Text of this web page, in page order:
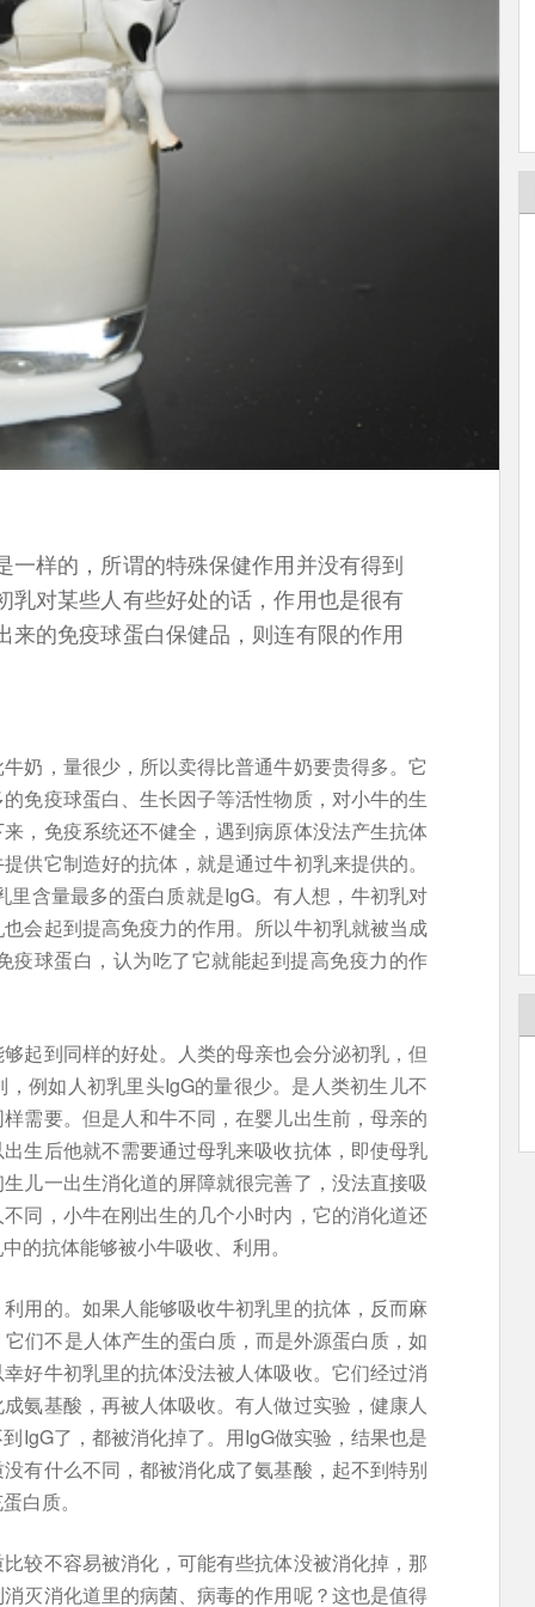
一样的，所谓的特殊保健作用并没有得到
乳对某些人有些好处的话，作用也是很有
来的免疫球蛋白保健品，则连有限的作用
奶，量很少，所以卖得比普通牛奶要贵得多。它
免疫球蛋白、生长因子等活性物质，对小牛的生
，免疫系统还不健全，遇到病原体没法产生抗体
供它制造好的抗体，就是通过牛初乳来提供的。
含量最多的蛋白质就是IgG。有人想，牛初乳对
会起到提高免疫力的作用。所以牛初乳就被当成
疫球蛋白，认为吃了它就能起到提高免疫力的作
起到同样的好处。人类的母亲也会分泌初乳，但
例如人初乳里头IgG的量很少。是人类初生儿不
需要。但是人和牛不同，在婴儿出生前，母亲的
生后他就不需要通过母乳来吸收抗体，即使母乳
儿一出生消化道的屏障就很完善了，没法直接吸
同，小牛在刚出生的几个小时内，它的消化道还
的抗体能够被小牛吸收、利用。
用的。如果人能够吸收牛初乳里的抗体，反而麻
们不是人体产生的蛋白质，而是外源蛋白质，如
好牛初乳里的抗体没法被人体吸收。它们经过消
氨基酸，再被人体吸收。有人做过实验，健康人
IgG了，都被消化掉了。用IgG做实验，结果也是
有什么不同，都被消化成了氨基酸，起不到特别
白质。
较不容易被消化，可能有些抗体没被消化掉，那
灭消化道里的病菌、病毒的作用呢？这也是值得